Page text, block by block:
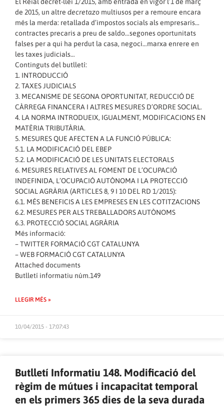
de 2015, un altre decretazo multiusos per a remoure encara
més la merda: retallada d’impostos socials als empresaris…
contractes precaris a preu de saldo…segones oportunitats
falses per a qui ha perdut la casa, negoci…marxa enrere en
les taxes judicials…
Continguts del butlletí:
1. INTRODUCCIÓ
2. TAXES JUDICIALS
3. MECANISME DE SEGONA OPORTUNITAT, REDUCCIÓ DE
CÀRREGA FINANCERA I ALTRES MESURES D’ORDRE SOCIAL.
4. LA NORMA INTRODUEIX, IGUALMENT, MODIFICACIONS EN
MATÈRIA TRIBUTÀRIA.
5. MESURES QUE AFECTEN A LA FUNCIÓ PÚBLICA:
5.1. LA MODIFICACIÓ DEL EBEP
5.2. LA MODIFICACIÓ DE LES UNITATS ELECTORALS
6. MESURES RELATIVES AL FOMENT DE L’OCUPACIÓ
INDEFINIDA, L’OCUPACIÓ AUTÒNOMA I LA PROTECCIÓ
SOCIAL AGRÀRIA (ARTICLES 8, 9 I 10 DEL RD 1/2015):
6.1. MÉS BENEFICIS A LES EMPRESES EN LES COTITZACIONS
6.2. MESURES PER ALS TREBALLADORS AUTÒNOMS
6.3. PROTECCIÓ SOCIAL AGRÀRIA
Més informació:
–TWITTER FORMACIÓ CGT CATALUNYA
–WEB FORMACIÓ CGT CATALUNYA
Attached documents
Butlletí informatiu núm.149
LLEGIR MÉS »
10/04/2015 - 17:07:43
Butlletí Informatiu 148. Modificació del
règim de mútues i incapacitat temporal
en els primers 365 dies de la seva durada